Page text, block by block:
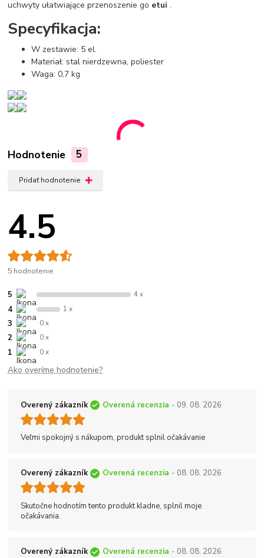
uchwyty ułatwiające przenoszenie go etui .
Specyfikacja:
W zestawie: 5 el.
Materiał: stal nierdzewna, poliester
Waga: 0,7 kg
Hodnotenie 5
Pridať hodnotenie
4.5
5 hodnotenie
5 4 x
4 1 x
3 0 x
2 0 x
1 0 x
Ako overíme hodnotenie?
Overený zákazník Overená recenzia - 09. 08. 2026
Veľmi spokojný s nákupom, produkt splnil očakávanie
Overený zákazník Overená recenzia - 08. 08. 2026
Skutočne hodnotím tento produkt kladne, splnil moje
očakávania.
Overený zákazník Overená recenzia - 08. 08. 2026